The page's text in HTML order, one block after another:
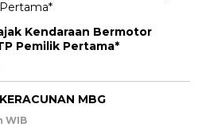
Kendaraan Bermotor
Pemilik Pertama*
MBG
WIB